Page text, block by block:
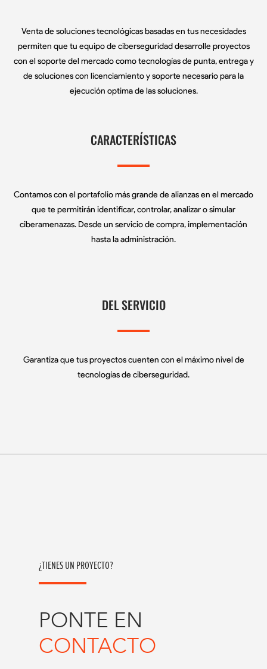
Venta de soluciones tecnológicas basadas en tus necesidades
permiten que tu equipo de ciberseguridad desarrolle proyectos
con el soporte del mercado como tecnologías de punta, entrega y
de soluciones con licenciamiento y soporte necesario para la
ejecución optima de las soluciones.
CARACTERÍSTICAS
Contamos con el portafolio más grande de alianzas en el mercado
que te permitirán identificar, controlar, analizar o simular
ciberamenazas. Desde un servicio de compra, implementación
hasta la administración.
DEL SERVICIO
Garantiza que tus proyectos cuenten con el máximo nivel de
tecnologías de ciberseguridad.
¿TIENES UN PROYECTO?
PONTE EN
CONTACTO